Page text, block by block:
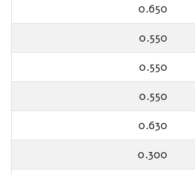
0.650
0.550
0.550
0.550
0.630
0.300